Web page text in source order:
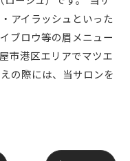
アイラッシュといった
ブロウ等の眉メニュー
市港区エリアでマツエ
の際には、当サロンを